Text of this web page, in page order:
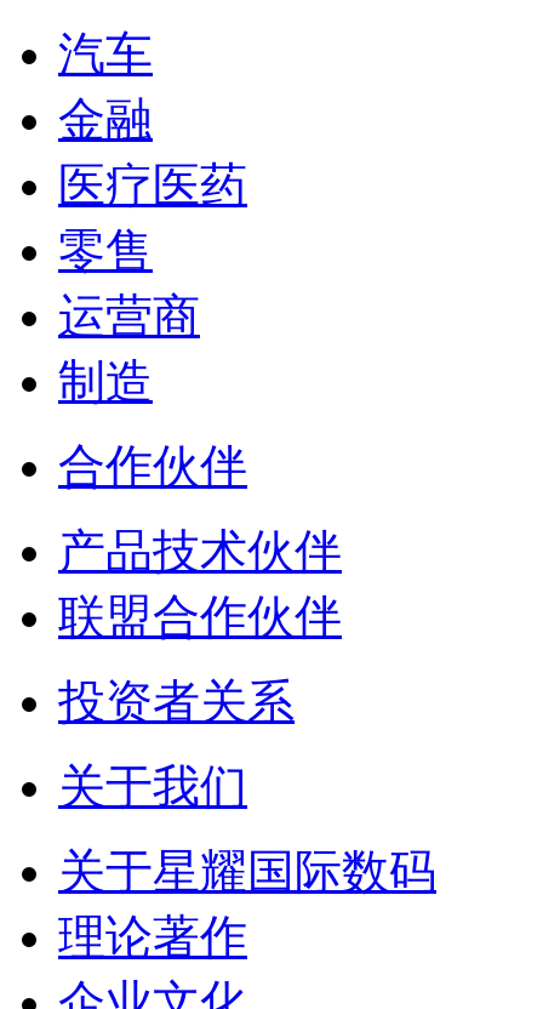
汽车
金融
医疗医药
零售
运营商
制造
合作伙伴
产品技术伙伴
联盟合作伙伴
投资者关系
关于我们
关于星耀国际数码
理论著作